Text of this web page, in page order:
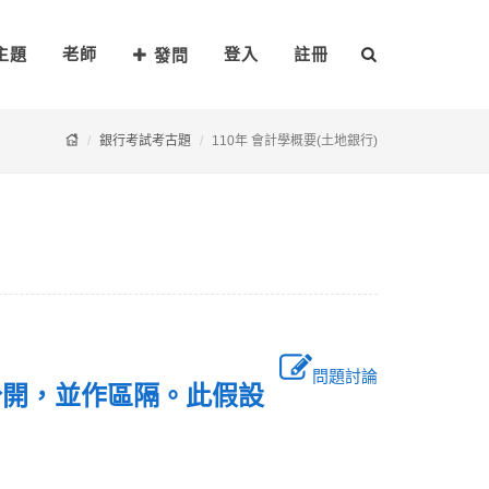
題 老師 發問 登入 註冊
銀行考試考古題 110年 會計學概要(土地銀行)
問題討論
，並作區隔。此假設